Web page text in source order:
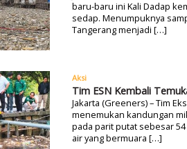
baru-baru ini Kali Dadap
sedap. Menumpuknya
Tangerang menjadi […]
Aksi
Tim ESN Kembali
Jakarta (Greeners) – Tim
menemukan kandungan
pada parit putat sebesar
air yang bermuara […]